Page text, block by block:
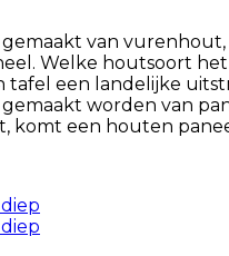
van
Welke houtsoort
een landelijke
worden van
komt een houten